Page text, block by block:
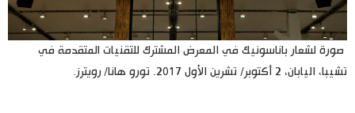
صور
أشخاص
الأكثر تفاعلا
اللغة اليابانية تواصل معنا
صورة لشعار باناسونيك في المعرض المشترك للتقنيات المتقدمة في
تشيبا، اليابان، 2 أكتوبر/ تشرين الأول 2017. تورو هانا/ رويترز.